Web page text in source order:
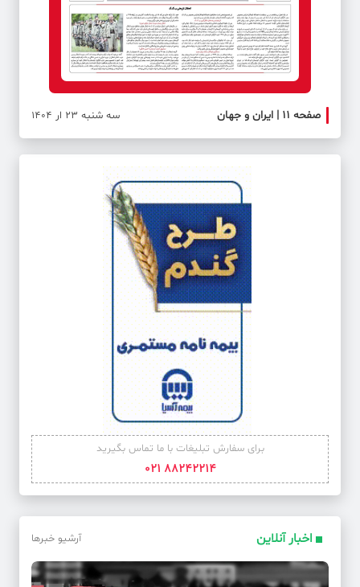
صفحه ۱۱ | ایران و جهان سه شنبه 23 ار 1404
برای سفارش تبلیغات با ما تماس بگیرید
88242214 021
اخبار آنلاین آرشیو خبرها